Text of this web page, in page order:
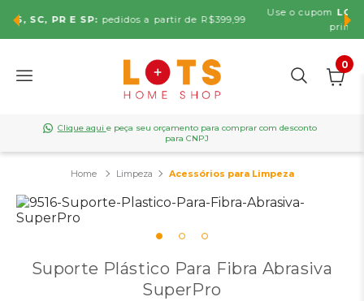
no carrinho e ganhe5% OFFna sua
primeira compra. Não cumulativa.
0
Clique aqui e peça seu orçamento para comprar com desconto
para CNPJ
Limpeza Acessórios para Limpeza
Suporte Plástico Para Fibra Abrasiva
SuperPro